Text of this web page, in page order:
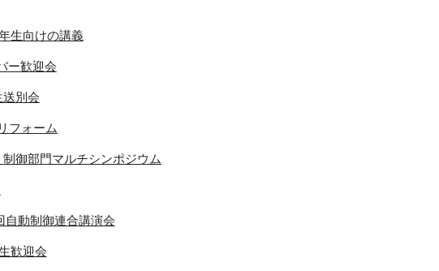
生向けの講義
歓迎会
別会
フォーム
御部門マルチシンポジウム
動制御連合講演会
歓迎会